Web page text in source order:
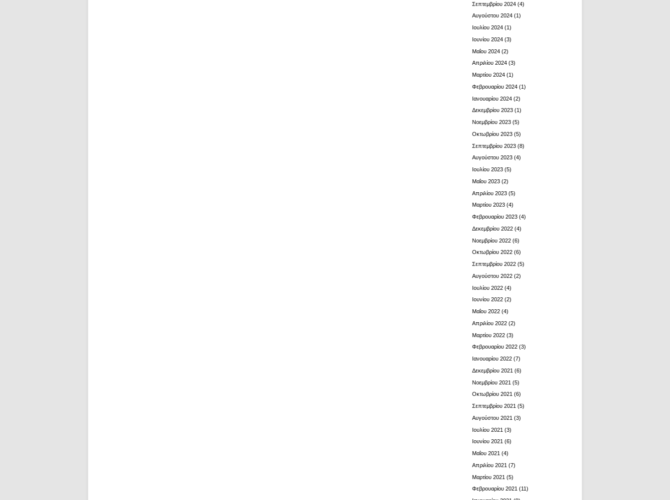
Σεπτεμβρίου 2024 (4)
Αυγούστου 2024 (1)
Ιουλίου 2024 (1)
Ιουνίου 2024 (3)
Μαΐου 2024 (2)
Απριλίου 2024 (3)
Μαρτίου 2024 (1)
Φεβρουαρίου 2024 (1)
Ιανουαρίου 2024 (2)
Δεκεμβρίου 2023 (1)
Νοεμβρίου 2023 (5)
Οκτωβρίου 2023 (5)
Σεπτεμβρίου 2023 (8)
Αυγούστου 2023 (4)
Ιουλίου 2023 (5)
Μαΐου 2023 (2)
Απριλίου 2023 (5)
Μαρτίου 2023 (4)
Φεβρουαρίου 2023 (4)
Δεκεμβρίου 2022 (4)
Νοεμβρίου 2022 (6)
Οκτωβρίου 2022 (6)
Σεπτεμβρίου 2022 (5)
Αυγούστου 2022 (2)
Ιουλίου 2022 (4)
Ιουνίου 2022 (2)
Μαΐου 2022 (4)
Απριλίου 2022 (2)
Μαρτίου 2022 (3)
Φεβρουαρίου 2022 (3)
Ιανουαρίου 2022 (7)
Δεκεμβρίου 2021 (6)
Νοεμβρίου 2021 (5)
Οκτωβρίου 2021 (6)
Σεπτεμβρίου 2021 (5)
Αυγούστου 2021 (3)
Ιουλίου 2021 (3)
Ιουνίου 2021 (6)
Μαΐου 2021 (4)
Απριλίου 2021 (7)
Μαρτίου 2021 (5)
Φεβρουαρίου 2021 (11)